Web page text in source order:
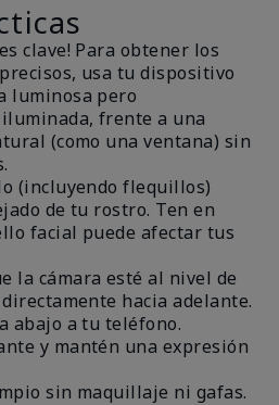
clave! Para obtener los
usa tu dispositivo
luminosa pero
frente a una
(como una ventana) sin
(incluyendo flequillos)
de tu rostro. Ten en
facial puede afectar tus
la cámara esté al nivel de
hacia adelante.
abajo a tu teléfono.
y mantén una expresión
sin maquillaje ni gafas.